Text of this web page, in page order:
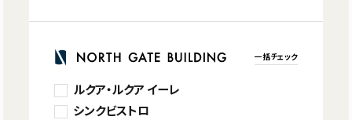
一括チェック
ルクア・ルクア イーレ
シンクビストロ